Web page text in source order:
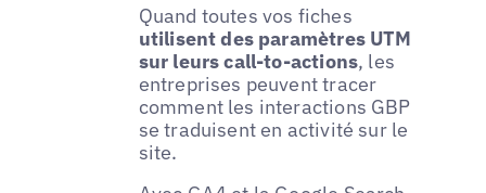
Quand toutes vos fiches
utilisent des paramètres UTM
sur leurs call-to-actions, les
entreprises peuvent tracer
comment les interactions GBP
se traduisent en activité sur le
site.